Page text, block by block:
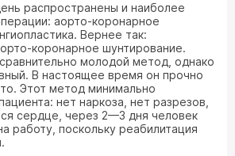
распространены и наиболее
аорто-коронарное
Вернее так:
коронарное шунтирование.
молодой метод, однако
В настоящее время он прочно
Этот метод минимально
нет наркоза, нет разрезов,
сердце, через 2—3 дня человек
работу, поскольку реабилитация